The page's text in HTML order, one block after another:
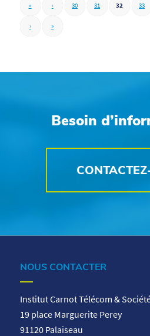
« ‹ 30 31 32 33
› »
Besoin
NOUS CONTACTER
Institut Carnot Télécom &
19 place Marguerite Perey
91120 Palaiseau